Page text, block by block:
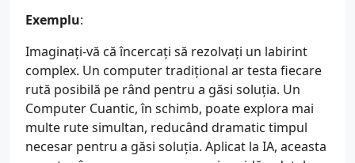
Exemplu:
Imaginați-vă că încercați să rezolvați un labirint
complex. Un computer tradițional ar testa fiecare
rută posibilă pe rând pentru a găsi soluția. Un
Computer Cuantic, în schimb, poate explora mai
multe rute simultan, reducând dramatic timpul
necesar pentru a găsi soluția. Aplicat la IA, aceasta